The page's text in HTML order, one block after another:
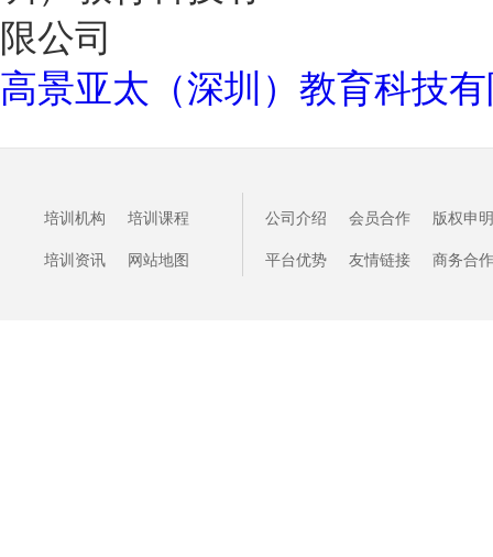
高景亚太（深圳）教育科技
培训机构 培训课程
培训资讯 网站地图
公司介绍 会员合作 版权申明
平台优势 友情链接 商务合作